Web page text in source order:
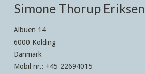
Simone Thorup Eriksen
Albuen 14
6000 Kolding
Danmark
Mobil nr.: +45 22694015